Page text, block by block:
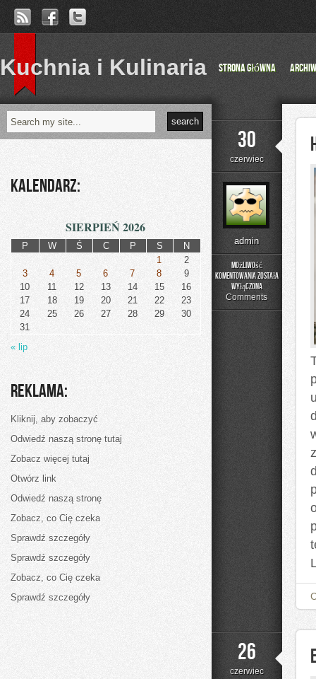
Kuchnia i Kulinaria Strona główna
30
czerwiec
admin
Możliwość
komentowania
Historia
Przemysłu
została
wyłączona
Comments
26
czerwiec
Kalendarz:
SIERPIEŃ 2026
P W Ś C P S
N
1
2
3
4 5 6 7 8
9
10
11 12 13 14 15
16
17
18 19 20 21 22
23
24
25 26 27 28 29
30
31
« lip
Reklama:
Kliknij, aby zobaczyć
Odwiedź naszą stronę tutaj
Zobacz więcej tutaj
Otwórz link
Odwiedź naszą stronę
Zobacz, co Cię czeka
Sprawdź szczegóły
Sprawdź szczegóły
Zobacz, co Cię czeka
Sprawdź szczegóły